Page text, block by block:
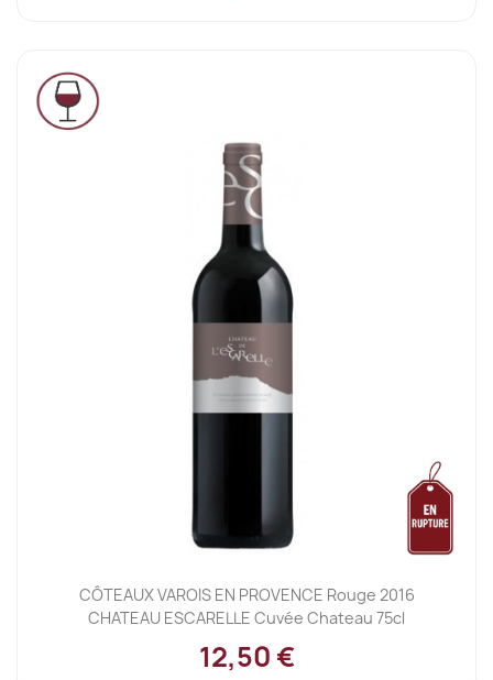
CÔTEAUX VAROIS EN PROVENCE Rouge 2016
CHATEAU ESCARELLE Cuvée Chateau 75cl
12,50 €